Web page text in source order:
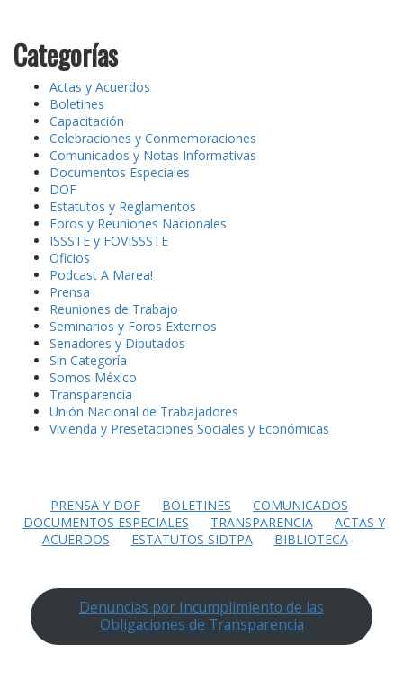
Categorías
Actas y Acuerdos
Boletines
Capacitación
Celebraciones y Conmemoraciones
Comunicados y Notas Informativas
Documentos Especiales
DOF
Estatutos y Reglamentos
Foros y Reuniones Nacionales
ISSSTE y FOVISSSTE
Oficios
Podcast A Marea!
Prensa
Reuniones de Trabajo
Seminarios y Foros Externos
Senadores y Diputados
Sin Categoría
Somos México
Transparencia
Unión Nacional de Trabajadores
Vivienda y Presetaciones Sociales y Económicas
PRENSA Y DOF BOLETINES
COMUNICADOS
DOCUMENTOS ESPECIALES
TRANSPARENCIA
ACTAS Y
ACUERDOS
ESTATUTOS SIDTPA BIBLIOTECA
Denuncias por Incumplimiento de las
Obligaciones de Transparencia